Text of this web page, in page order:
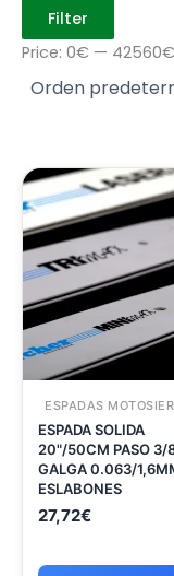
Filter
Price: 0€ — 42560€
ESPADAS
ESPADA SOLIDA
20"/50CM PASO 3/
GALGA 0.063/
ESLABONES
27,72€